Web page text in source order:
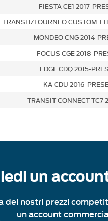
FIESTA CE1 2017-
TRANSIT/TOURNEO CUSTOM
MONDEO CNG 2014-
FOCUS CGE 2018-
EDGE CDQ 2015-
KA CDU 2016-
TRANSIT CONNECT TC7
un
nostri prezzi
un account